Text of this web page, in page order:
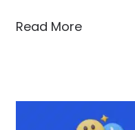
Read More